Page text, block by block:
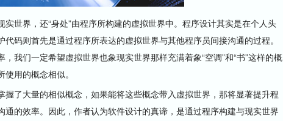
世界，还“身处”由程序所构建的虚拟世界中。程序设计其实是在个人头
码则首先是通过程序所表达的虚拟世界与其他程序员间接沟通的过程。
我们一定希望虚拟世界也象现实世界那样充满着象“空调”和“书”这样的概
用的概念相似。
了大量的相似概念，如果能将这些概念带入虚拟世界，那将显著提升程
通的效率。因此，作者认为软件设计的真谛，是通过程序构建与现实世界